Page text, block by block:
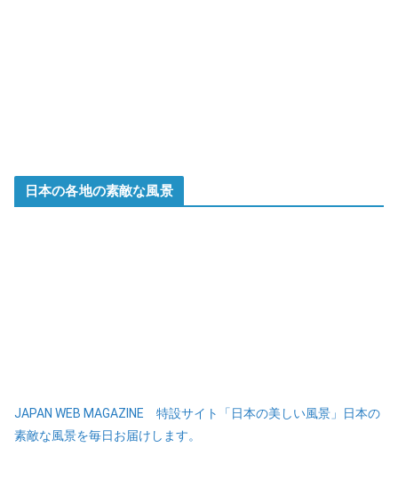
日本の各地の素敵な風景
JAPAN WEB MAGAZINE 特設サイト「日本の美しい風景」日本の
素敵な風景を毎日お届けします。